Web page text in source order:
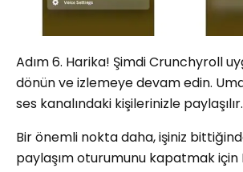
Adım 6. Harika! Şimdi Crunchyroll
dönün ve izlemeye devam edin.
ses kanalındaki kişilerinizle paylaşılır.
Bir önemli nokta daha, işiniz
paylaşım oturumunu kapatmak için